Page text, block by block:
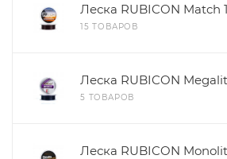
Леска RUBICON Match
15 ТОВАРОВ
Леска RUBICON
5 ТОВАРОВ
Леска RUBICON